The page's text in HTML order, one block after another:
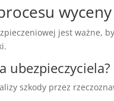
jest ważne,
ubezpieczyciela?
szkody przez